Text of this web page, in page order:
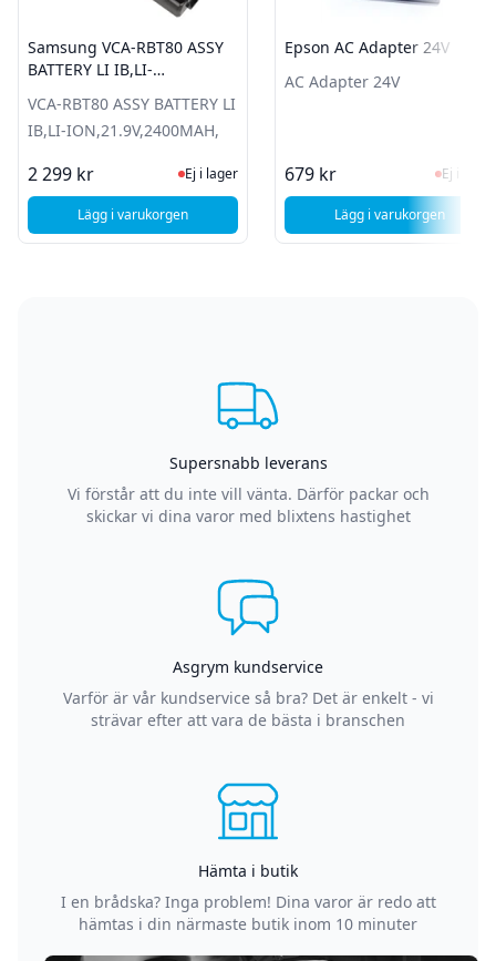
Samsung VCA-RBT80 ASSY
BATTERY LI IB,LI-
VCA-RBT80 ASSY BATTERY LI
IB,LI-ION,21.9V,2400MAH,
2 299 kr Ej i lager, besök produktsidan för
Ej i lager
Lägg i varukorgen, Samsung VCA-RBT80 ASSY BATTERY LI IB,LI-
Epson AC Adapter 24V
AC Adapter 24V
679 kr Ej i
Ej i lager
Lägg i varukorgen
, Epson AC
Supersnabb leverans
Vi förstår att du inte vill vänta. Därför packar och
skickar vi dina varor med blixtens hastighet
Asgrym kundservice
Varför är vår kundservice så bra? Det är enkelt - vi
strävar efter att vara de bästa i branschen
Hämta i butik
I en brådska? Inga problem! Dina varor är redo att
hämtas i din närmaste butik inom 10 minuter